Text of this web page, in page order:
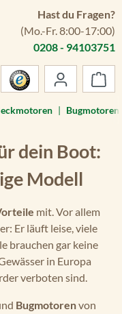
Hast du Fragen?
(Mo.-Fr. 8:00-17:00)
0208 - 94103751
| Bugmotoren
dein Boot:
Modell
mit. Vor allem
Er läuft leise, viele
brauchen gar keine
in Europa
verboten sind.
Bugmotorenvon